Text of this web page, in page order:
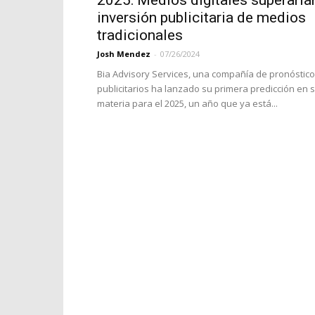
inversión publicitaria de medios
tradicionales
Josh Mendez - 07/26/2024
Bia Advisory Services, una compañía de
publicitarios ha lanzado su primera predicción en
materia para el 2025, un año que ya está...